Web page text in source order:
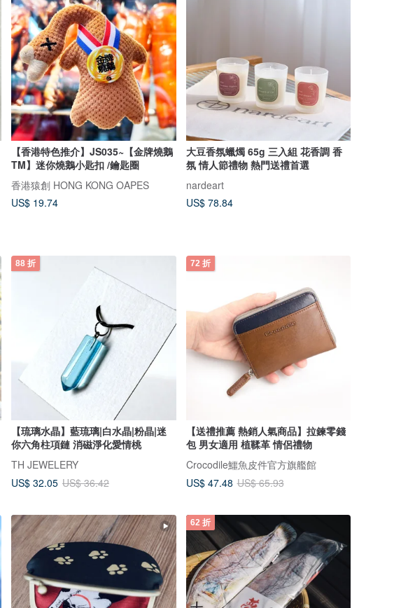
【香港特色推介】JS035~【金牌燒鵝
TM】迷你燒鵝小匙扣 /鑰匙圈
香港猿創 HONG KONG OAPES
US$ 19.74
大豆香氛蠟燭 65g 三入組 花香調 香
氛 情人節禮物 熱門送禮首選
nardeart
US$ 78.84
88 折
【琉璃水晶】藍琉璃|白水晶|粉晶|迷
你六角柱項鏈 消磁淨化愛情桃
TH JEWELERY
US$ 32.05 US$ 36.42
72 折
【送禮推薦 熱銷人氣商品】拉鍊零錢
包 男女適用 植鞣革 情侶禮物
Crocodile鱷魚皮件官方旗艦館
US$ 47.48 US$ 65.93
62 折